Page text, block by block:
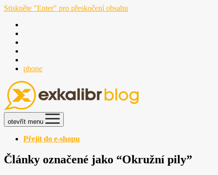
Stiskněte "Enter" pro přeskočení obsahu
phone
otevřít menu
Přejít do e-shopu
Články označené jako “Okružní pily”